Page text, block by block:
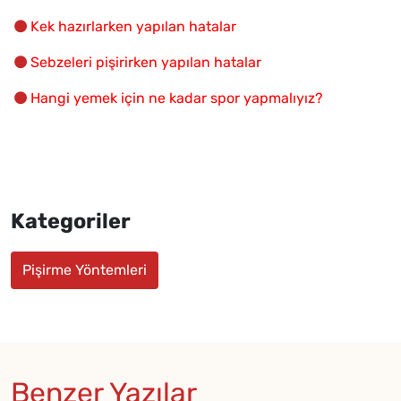
Kek hazırlarken yapılan hatalar
Sebzeleri pişirirken yapılan hatalar
Hangi yemek için ne kadar spor yapmalıyız?
Kategoriler
Pişirme Yöntemleri
Benzer Yazılar